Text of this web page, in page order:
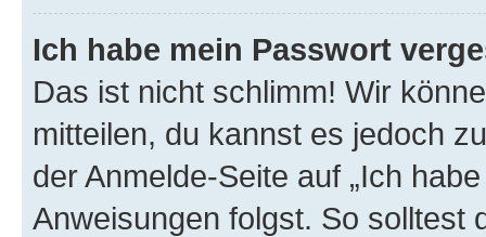
Ich habe mein Passwort
Das ist nicht schlimm! Wir
mitteilen, du kannst es jedoch
der Anmelde-Seite auf „Ich
Anweisungen folgst. So solltest